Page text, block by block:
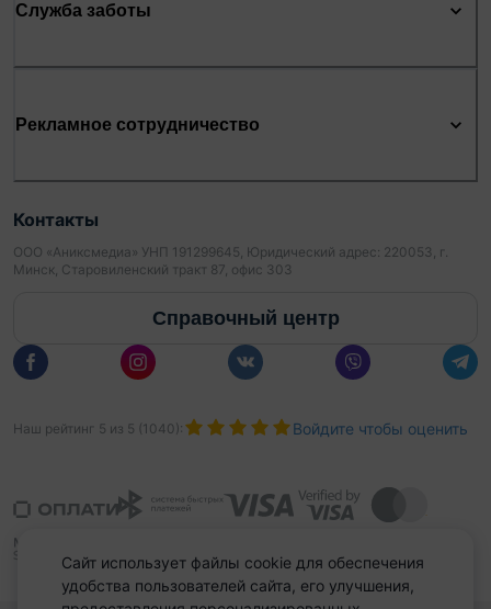
Служба заботы
Рекламное сотрудничество
Контакты
ООО «Аниксмедиа» УНП 191299645, Юридический адрес: 220053, г.
Минск, Старовиленский тракт 87, офис 303
Справочный центр
Наш рейтинг 5 из 5 1040): Войдите чтобы оценить
Сайт использует файлы cookie для обеспечения
удобства пользователей сайта, его улучшения,